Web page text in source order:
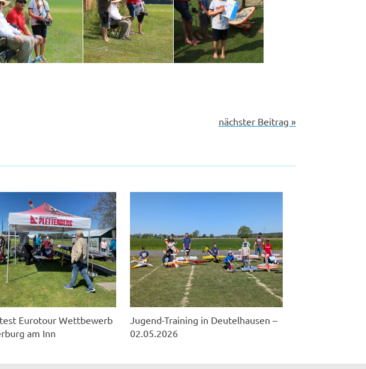
nächster Beitrag »
Eurotour Wettbewerb
am Inn
Jugend-Training in Deutelhausen –
02.05.2026